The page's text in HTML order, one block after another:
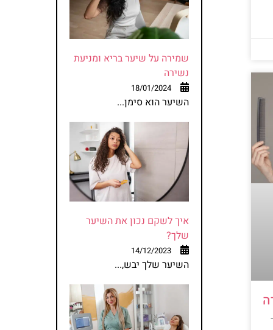
שמירה על שיער בריא ומניעת
נשירה
18/01/2024
השיער הוא סימן...
איך לשקם נכון את השיער
שלך?
14/12/2023
השיער שלך יבש,...